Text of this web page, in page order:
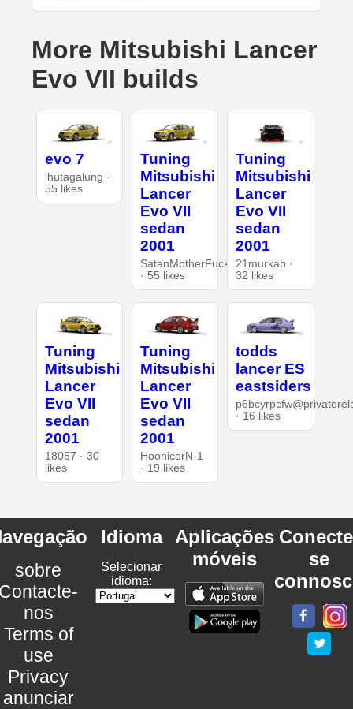
More Mitsubishi Lancer
Evo VII builds
evo 7
lhutagalung ·
55 likes
Tuning
Mitsubishi
Lancer
Evo VII
sedan
2001
SatanMotherFucker
· 55 likes
Tuning
Mitsubishi
Lancer
Evo VII
sedan
2001
21murkab ·
32 likes
Tuning
Mitsubishi
Lancer
Evo VII
sedan
2001
18057 · 30
likes
Tuning
Mitsubishi
Lancer
Evo VII
sedan
2001
HoonicorN-1
· 19 likes
todds
lancer ES
eastsiders
· 16 likes
sobre
nos
Terms of
use
Privacy
anunciar
Idioma
Selecionar
idioma:
Aplicações
móveis
se